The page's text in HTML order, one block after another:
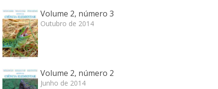
Volume 2, número 3
Outubro de 2014
Volume 2, número 2
Junho de 2014